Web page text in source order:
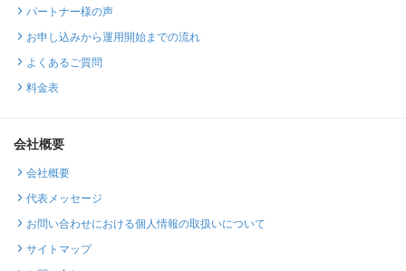
パートナー様の声
お申し込みから運用開始までの流れ
よくあるご質問
料金表
会社概要
会社概要
代表メッセージ
お問い合わせにおける個人情報の取扱いについて
サイトマップ